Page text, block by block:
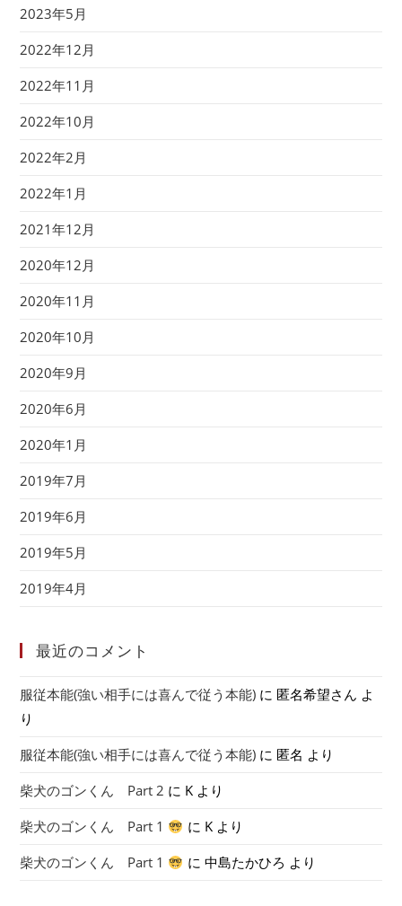
2023年5月
2022年12月
2022年11月
2022年10月
2022年2月
2022年1月
2021年12月
2020年12月
2020年11月
2020年10月
2020年9月
2020年6月
2020年1月
2019年7月
2019年6月
2019年5月
2019年4月
最近のコメント
服従本能(強い相手には喜んで従う本能) に 匿名希望さん よ
り
服従本能(強い相手には喜んで従う本能) に 匿名 より
柴犬のゴンくん Part 2 に K より
柴犬のゴンくん Part 1
に Kより
柴犬のゴンくん Part 1
に 中島たかひろ より